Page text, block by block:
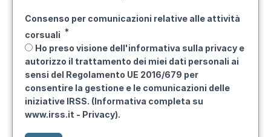
Consenso per comunicazioni relative alle attività
corsuali
Ho preso visione dell'informativa sulla privacy e
autorizzo il trattamento dei miei dati personali ai
sensi del Regolamento UE 2016/679 per
consentire la gestione e le comunicazioni delle
iniziative IRSS. (Informativa completa su
www.irss.it - Privacy).